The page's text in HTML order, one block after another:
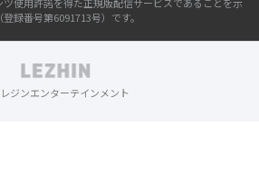
録番号第6091713号）です。
ジンエンターテインメント